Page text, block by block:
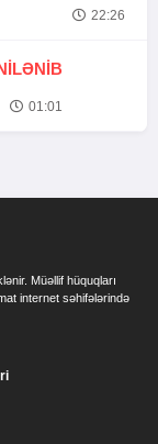
22:26
01:01
Müəllif hüquqları
internet səhifələrində